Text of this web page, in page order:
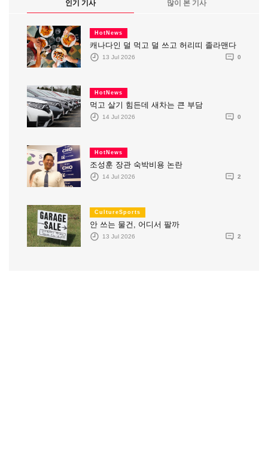
인기 기사 많이 본 기사
HotNews
캐나다인 덜 먹고 덜 쓰고 허리띠 졸라맨다
13 Jul 2026 0
HotNews
먹고 살기 힘든데 새차는 큰 부담
14 Jul 2026 0
HotNews
조성훈 장관 숙박비용 논란
14 Jul 2026 2
CultureSports
안 쓰는 물건, 어디서 팔까
13 Jul 2026 2